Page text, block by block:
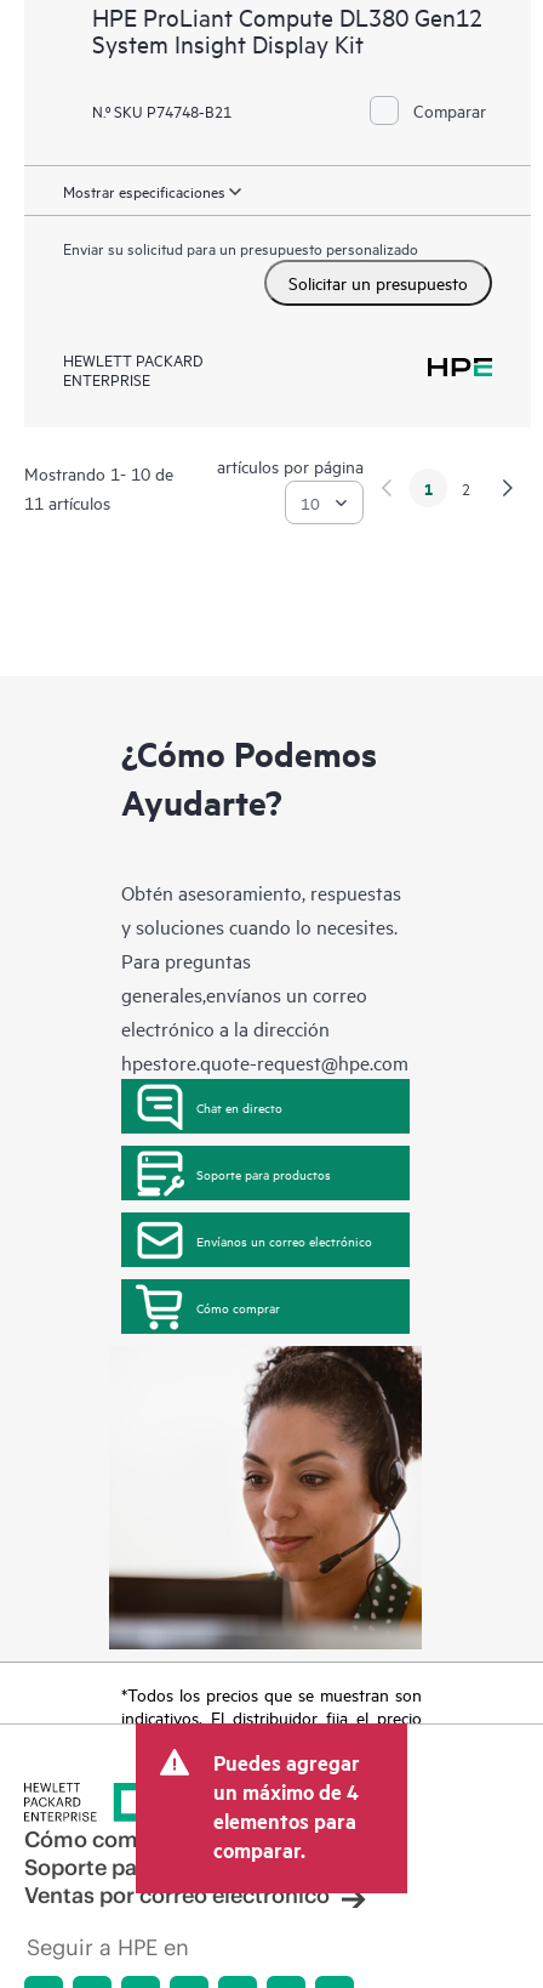
HPE ProLiant Compute DL380 Gen12
System Insight Display Kit
N.º SKU P74748-B21 Comparar
Mostrar especificaciones
Enviar su solicitud para un presupuesto personalizado
Solicitar un presupuesto
HEWLETT PACKARD
ENTERPRISE
Mostrando 1- 10 de
11 artículos
artículos por página
1 2
¿Cómo Podemos
Ayudarte?
Obtén asesoramiento, respuestas
y soluciones cuando lo necesites.
Para preguntas
generales,envíanos un correo
electrónico a la dirección
hpestore.quote-request@hpe.com
Chat en directo
Soporte para productos
Envíanos un correo electrónico
Cómo comprar
*Todos los precios que se muestran son
indicativos. El distribuidor fija el precio
otros conceptos, como los impuestos a
la venta, el IVA y el envío. El precio de la
transacción que establece el distribuidor
puede variar con respecto a otros
distribuidores y al precio indicativo
mostrado. El precio indicativo puede
incluir ofertas promocionales por tiempo
hacer ajustes de precios en cualquier
Puedes agregar
un máximo de 4
elementos para
comparar.
Cómo comprar
Soporte para productos
Ventas por correo electrónico
Seguir a HPE en